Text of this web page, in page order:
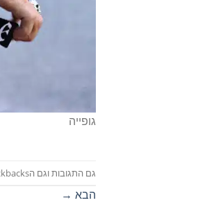
גופייה
גם התגובות וגם הtrackbacks סגורים כרגע.
הבא →